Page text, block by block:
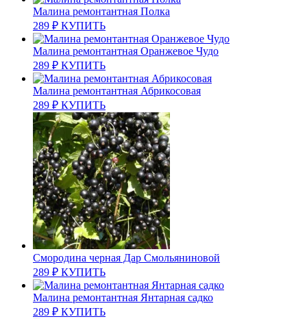
Малина ремонтантная Полка
289 ₽ КУПИТЬ
Малина ремонтантная Оранжевое Чудо
289 ₽ КУПИТЬ
Малина ремонтантная Абрикосовая
289 ₽ КУПИТЬ
Смородина черная Дар Смольяниновой
289 ₽ КУПИТЬ
Малина ремонтантная Янтарная садко
289 ₽ КУПИТЬ